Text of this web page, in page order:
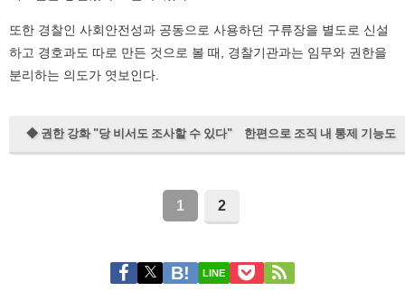
또한 경찰인 사회안전성과 공동으로 사용하던 구류장을 별도로 신설
하고 경호과도 따로 만든 것으로 볼 때, 경찰기관과는 임무와 권한을
분리하는 의도가 엿보인다.
◆ 권한 강화 "당 비서도 조사할 수 있다" 한편으로 조직 내 통제 기능도
1 2
LINE